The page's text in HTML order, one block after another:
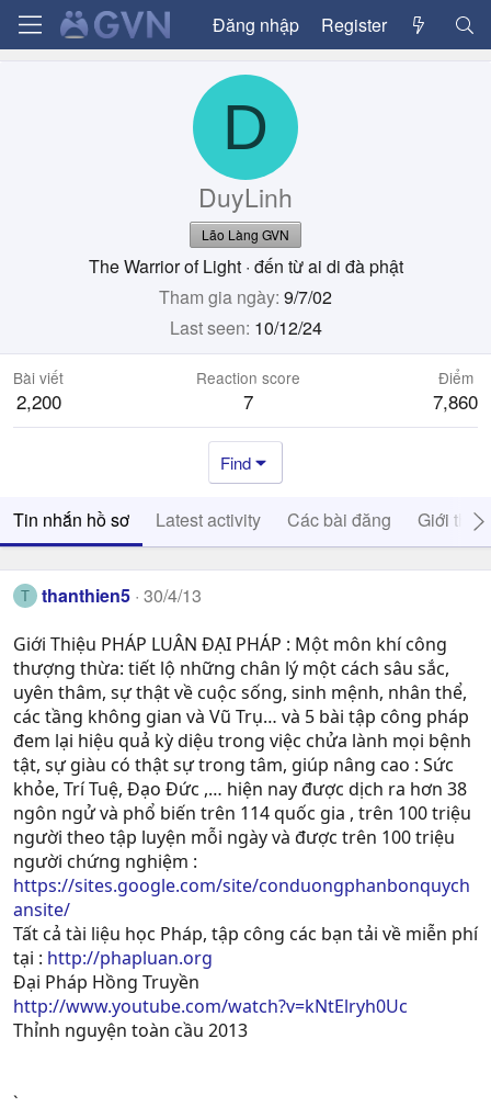
Đăng nhập Register
D
DuyLinh
Lão Làng GVN
The Warrior of Light · đến từai di đà phật
Tham gia ngày 9/7/02
Last seen 10/12/24
Bài viết
2,200
Reaction score
7
Điểm
7,860
Find
Tin nhắn hồ sơ Latest activity Các bài đăng Giới thiệu
T thanthien5 30/4/13
Giới Thiệu PHÁP LUÂN ĐẠI PHÁP : Một môn khí công
thượng thừa: tiết lộ những chân lý một cách sâu sắc,
uyên thâm, sự thật về cuộc sống, sinh mệnh, nhân thể,
các tầng không gian và Vũ Trụ… và 5 bài tập công pháp
đem lại hiệu quả kỳ diệu trong việc chửa lành mọi bệnh
tật, sự giàu có thật sự trong tâm, giúp nâng cao : Sức
khỏe, Trí Tuệ, Ðạo Ðức ,… hiện nay được dịch ra hơn 38
ngôn ngử và phổ biến trên 114 quốc gia , trên 100 triệu
người theo tập luyện mỗi ngày và được trên 100 triệu
người chứng nghiệm :
https://sites.google.com/site/conduongphanbonquych
ansite/
Tất cả tài liệu học Pháp, tập công các bạn tải về miễn phí
tại : http://phapluan.org
Đại Pháp Hồng Truyền
http://www.youtube.com/watch?v=kNtElryh0Uc
Thỉnh nguyện toàn cầu 2013
`